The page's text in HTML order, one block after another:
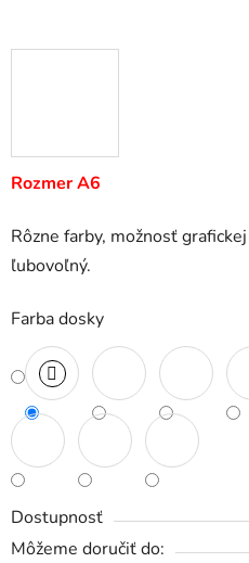
Rozmer A6
Rôzne farby, možnosť
ľubovoľný.
Farba dosky
Dostupnosť
Môžeme doručiť do: